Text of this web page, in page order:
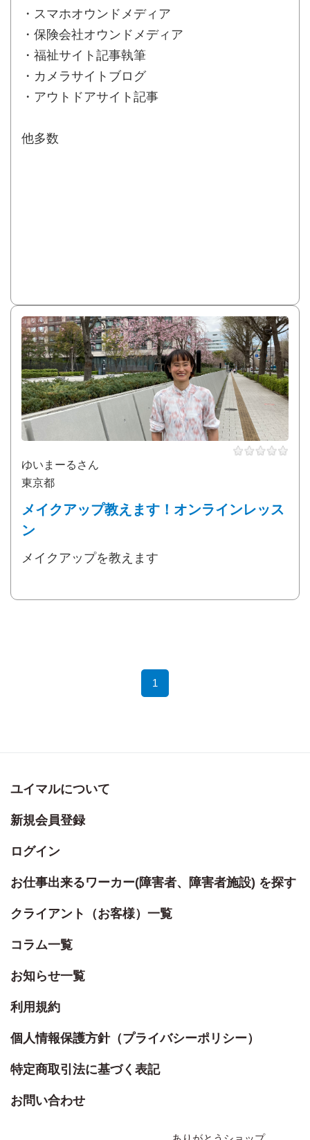
・スマホオウンドメディア
・保険会社オウンドメディア
・福祉サイト記事執筆
・カメラサイトブログ
・アウトドアサイト記事
他多数
ゆいまーるさん
東京都
メイクアップ教えます！オンラインレッス
ン
メイクアップを教えます
1
ユイマルについて
新規会員登録
ログイン
お仕事出来るワーカー(障害者、障害者施設) を探す
クライアント（お客様）一覧
コラム一覧
お知らせ一覧
利用規約
個人情報保護方針（プライバシーポリシー）
特定商取引法に基づく表記
お問い合わせ